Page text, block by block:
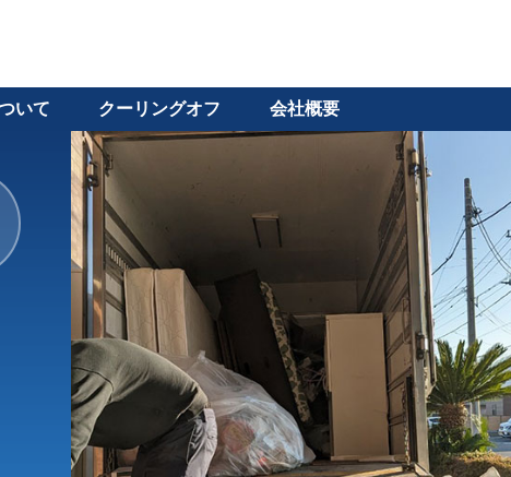
いて クーリングオフ 会社概要